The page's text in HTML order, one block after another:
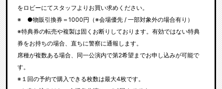
をロビーにてスタッフよりお買い求めください。
※ ●物販引換券＝1000円（※会場優先 / 一部対象外の場合有り）
※特典券の転売や複製は固くお断りしております。有効ではない特典
券をお持ちの場合、直ちに警察に通報します。
席種が複数ある場合、同一公演内で第2希望までお申し込みが可能で
す。
※１回の予約で購入できる枚数は最大4枚です。